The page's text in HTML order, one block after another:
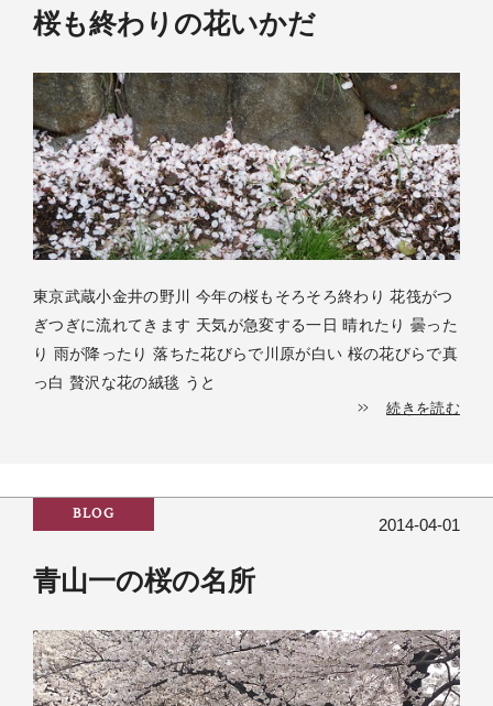
桜も終わりの花いかだ
東京武蔵小金井の野川 今年の桜もそろそろ終わり 花筏がつ
ぎつぎに流れてきます 天気が急変する一日 晴れたり 曇った
り 雨が降ったり 落ちた花びらで川原が白い 桜の花びらで真
っ白 贅沢な花の絨毯 うと
続きを読む
BLOG
2014-04-01
青山一の桜の名所